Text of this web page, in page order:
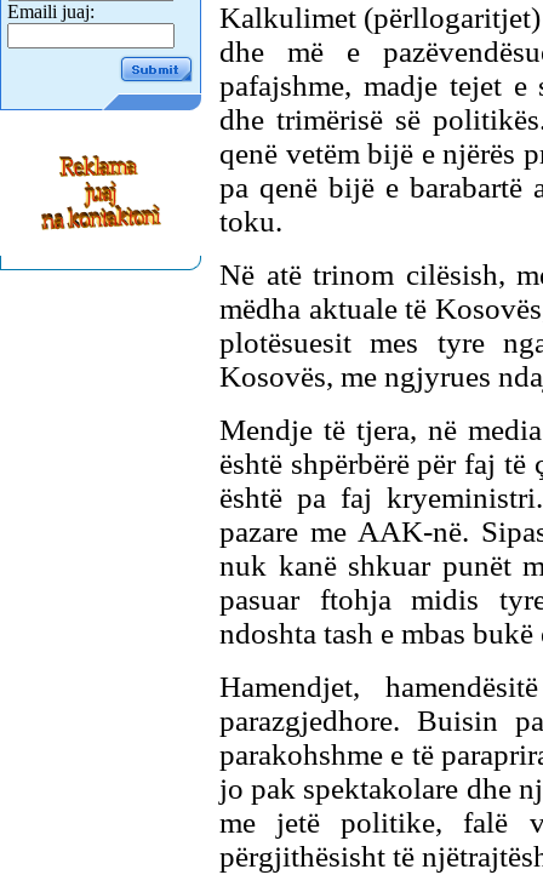
Emaili juaj:
Kalkulimet (përllogaritjet)
dhe më e
pafajshme, madje tejet
dhe trimërisë së
qenë vetëm bijë e njërës
pa qenë bijë e barabartë
toku.
Në atë trinom cilësish,
mëdha aktuale të
plotësuesit mes tyre
Kosovës, me ngjyrues
Mendje të tjera, në
është shpërbërë për faj
është pa faj
pazare me AAK-në.
nuk kanë shkuar punët
pasuar ftohja midis
ndoshta tash e mbas
Hamendjet,
parazgjedhore. Buisin
parakohshme e të
jo pak spektakolare dhe
me jetë politike, falë
përgjithësisht të